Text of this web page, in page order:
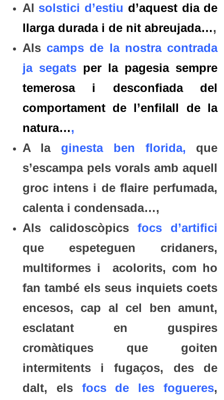
Al solstici d’estiu d’aquest dia de
llarga durada i de nit abreujada…,
Als camps de la nostra contrada
ja segats per la pagesia sempre
temerosa i desconfiada del
comportament de l’enfilall de la
natura…,
A la ginesta ben florida, que
s’escampa pels vorals amb aquell
groc intens i de flaire perfumada,
calenta i condensada…,
Als calidoscòpicsfocs d’artifici
que espeteguen cridaners,
multiformes i acolorits, com ho
fan també els seus inquiets coets
encesos, cap al cel ben amunt,
esclatant en guspires
cromàtiques que goiten
intermitents i fugaços, des de
dalt, els focs de les fogueres,